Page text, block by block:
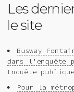
Les
le site
Busway
dans l’enquête
Enquête
Pour la